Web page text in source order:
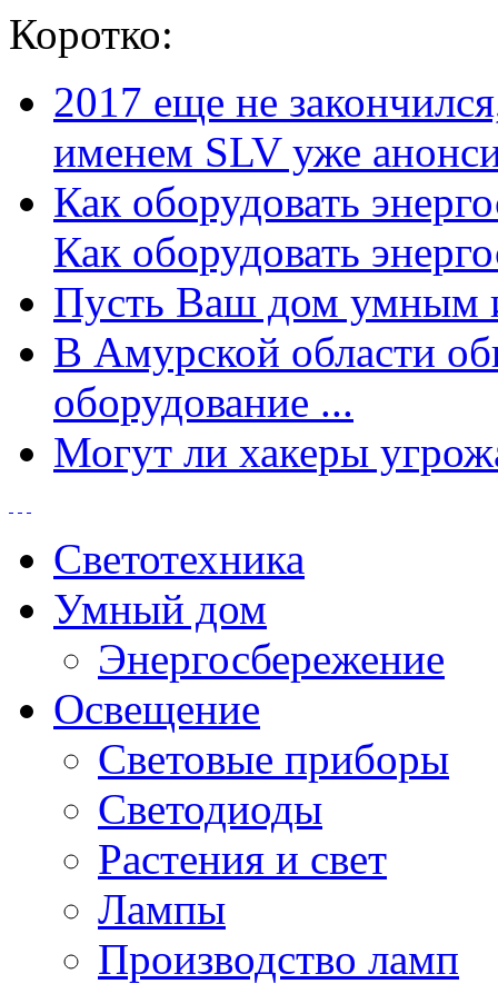
Коротко:
2017 еще не
именем SLV уже
Как оборудовать
Как оборудовать
Пусть Ваш дом умным
В Амурской области
оборудование ...
Могут ли хакеры
Светотехника
Умный дом
Энергосбережение
Освещение
Световые приборы
Светодиоды
Растения и свет
Лампы
Производство ламп